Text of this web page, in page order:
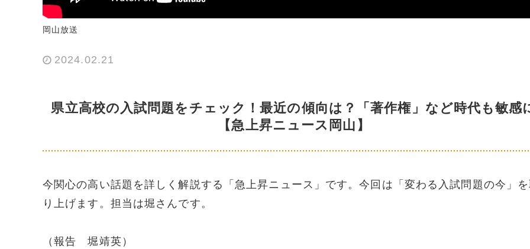
岡山放送
2024.02.21
県立高校の入試問題をチェック！最近の傾向は？「著作権」など時代も敏感
【急上昇ニュース岡山】
今関心の高い話題を詳しく解説する「急上昇ニュース」です。今回は「変わる入試問題の今」
り上げます。担当は堀さんです。
（報告 堀靖英）